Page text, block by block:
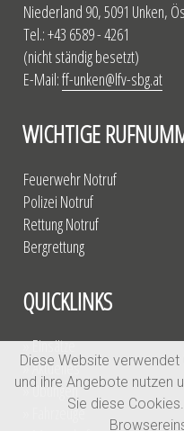
Niederland 90, 5091 Unken,
Tel.: +43 6589 - 4261
(nicht ständig besetzt)
E-Mail:ff-unken@lfv-sbg.at
WICHTIGE
Feuerwehr Notruf
Polizei Notruf
Rettung Notruf
Bergrettung
QUICKLINKS
» Einsätze
» Aktuelles
» Übungen
» Fahrzeuge
Diese Website
und ihre Angebote nutzen
Sie diese